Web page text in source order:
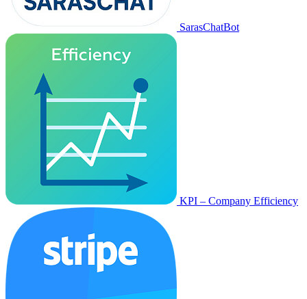
SarasChatBot
KPI – Company Efficiency